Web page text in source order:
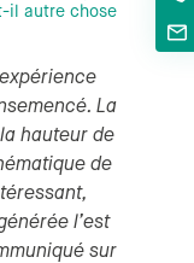
il autre chose
La
hauteur de
de
l’est
sur